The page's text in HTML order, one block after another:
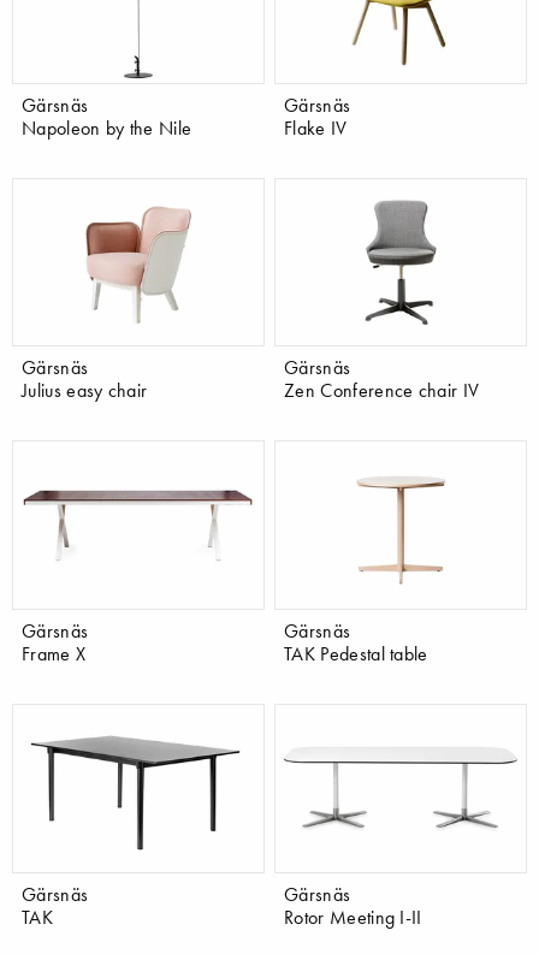
Gärsnäs
Napoleon by the Nile
Gärsnäs
Flake IV
Gärsnäs
Julius easy chair
Gärsnäs
Zen Conference chair IV
Gärsnäs
Frame X
Gärsnäs
TAK Pedestal table
Gärsnäs
TAK
Gärsnäs
Rotor Meeting I-II